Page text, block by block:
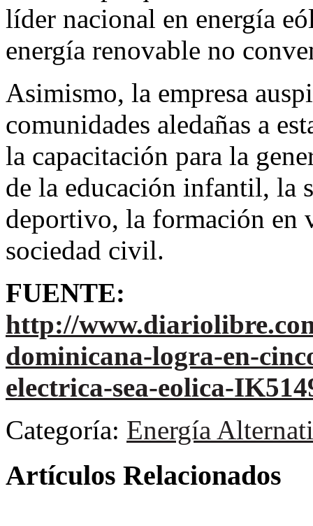
líder nacional en energía
energía renovable no
Asimismo, la empresa
comunidades aledañas a
la capacitación para la
de la educación infantil, la
deportivo, la formación en
sociedad civil.
FUENTE:
http://
dominicana-logra-en-
electrica-sea-eolica-
Categoría: Energía
Artículos Relacionados